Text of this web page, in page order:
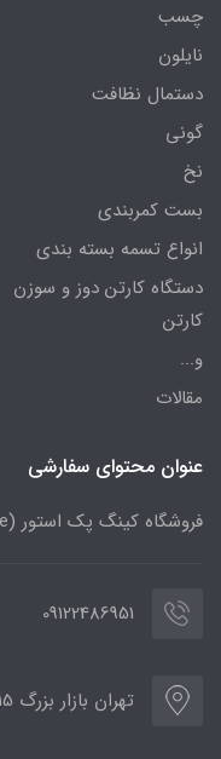
چسب
نایلون
دستمال نظافت
گونی
نخ
بست کمربندی
انواع تسمه بسته بندی
دستگاه کارتن دوز و سوزن
کارتن
و...
مقالات
عنوان محتوای سفارشی
فروشگاه کینگ پک استور (king pack store )
09122486951
تهران بازار بزرگ 15خرداد